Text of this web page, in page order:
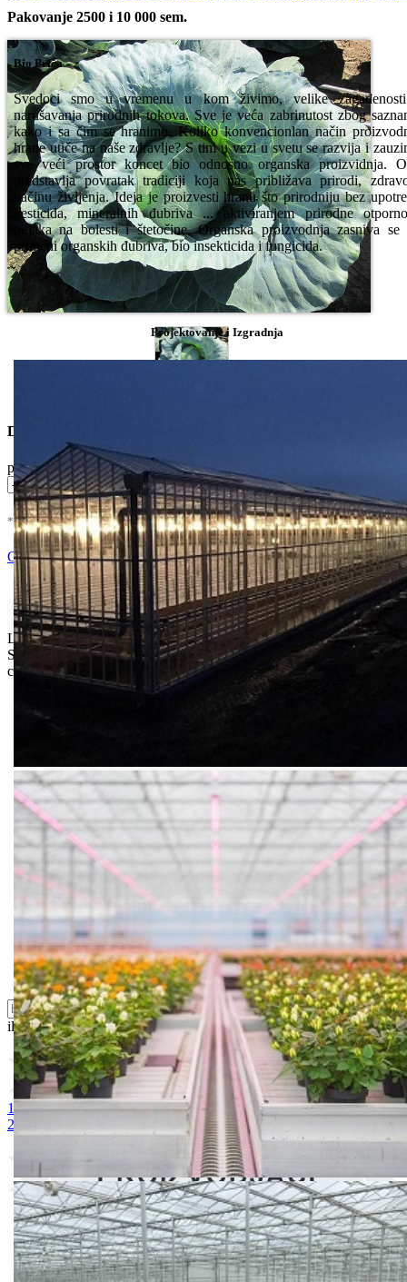
Bio Priča
Svedoci smo u vremenu u kom živimo, velike
narušavanja prirodnih tokova. Sve je veća zabrinutost zbog
kako i sa čim se hranimo. Koliko konvencionlan način
hrane utiče na naše zdravlje? S tim u vezi u svetu se razvija i
sve veći prostor koncet bio odnosno organska proizvidnja.
predstavlja povratak tradiciji koja nas približava prirodi,
načinu življenja. Ideja je proizvesti hranu što prirodniju bez
pesticida, mineralnih đubriva ... aktiviranjem prirodne
biljaka na bolesti i štetočine. Organska proizvodnja zasniva se
primeni organskih đubriva, bio insekticida i fungicida.
Projektovanje i Izgradnja
Pakovanje 2500 i 10 000 sem.
Dostupne Opcije
pakovanje
* U cenu je uracunat PDV * Nema Na Stanju !
Ocenite i napišite preporuku
Isporuka Info
Limit za porudžbinu je 500.00 dinara za isporuku na teritoriji
Srbije. Za inostranstvo, molimo da nas kontaktirate za informacije o
ceni i mogućnostima isporuke.
Dezinfekcija
Feromoni i klopke
Folije i agrotekstili
Oprema i instrumenti
Semena povrća
Sredstva za ishranu biljaka
Sredstva za zaštitu biljaka
Supstrati
Zaštita ... u 10 litara
ili probajte naprednu:pretragu
1. BUCHAREST 2500S 2. DELIGHT BALL 3. PRUKTOR
2500S
4. BUCHAREST 10000S